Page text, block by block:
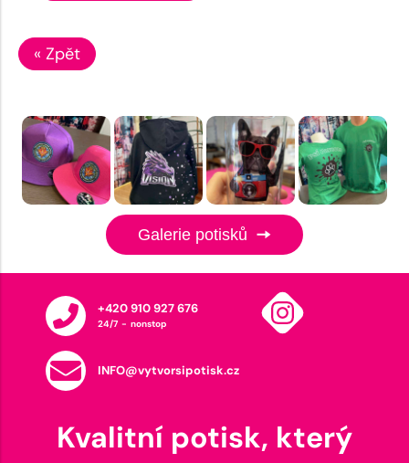
« Zpět
Galerie potisků
+420 910 927 676
24/7 - nonstop
INFO@vytvorsipotisk.cz
Kvalitní potisk, který